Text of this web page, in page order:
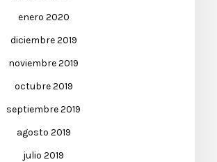
enero 2020
diciembre 2019
noviembre 2019
octubre 2019
septiembre 2019
agosto 2019
julio 2019